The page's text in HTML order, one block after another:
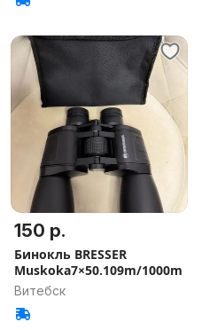
150 р.
Бинокль BRESSER
Muskoka7×50.109m/1000m
Витебск